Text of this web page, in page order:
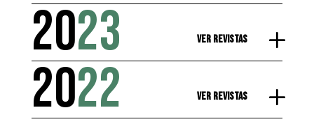
2023 Ver Revistas
2022 Ver Revistas